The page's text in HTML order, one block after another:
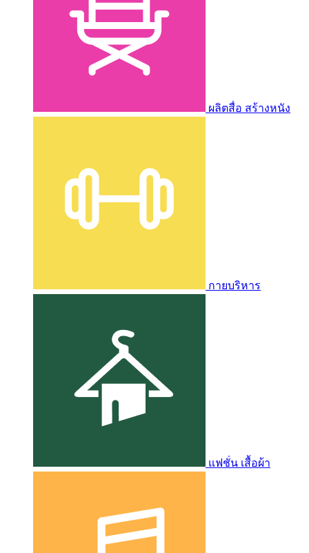
ผลิตสื่อ สร้างหนัง
กายบริหาร
แฟชั่น เสื้อผ้า